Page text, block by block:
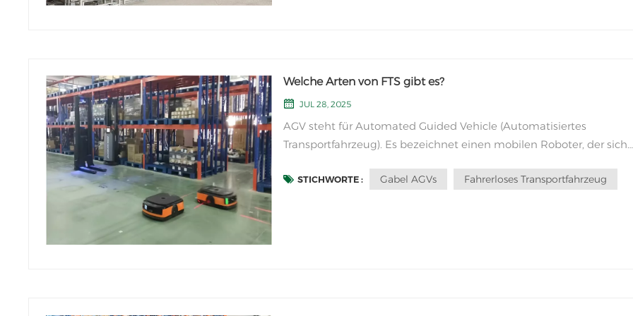
Welche Arten von FTS gibt es?
JUL 28, 2025
AGV steht für Automated Guided Vehicle (Automatisiertes
Transportfahrzeug). Es bezeichnet einen mobilen Roboter, der sich
und navigieren kann. AGVs werden häufig in der Industrie für
STICHWORTE : Gabel AGVs Fahrerloses Transportfahrzeug